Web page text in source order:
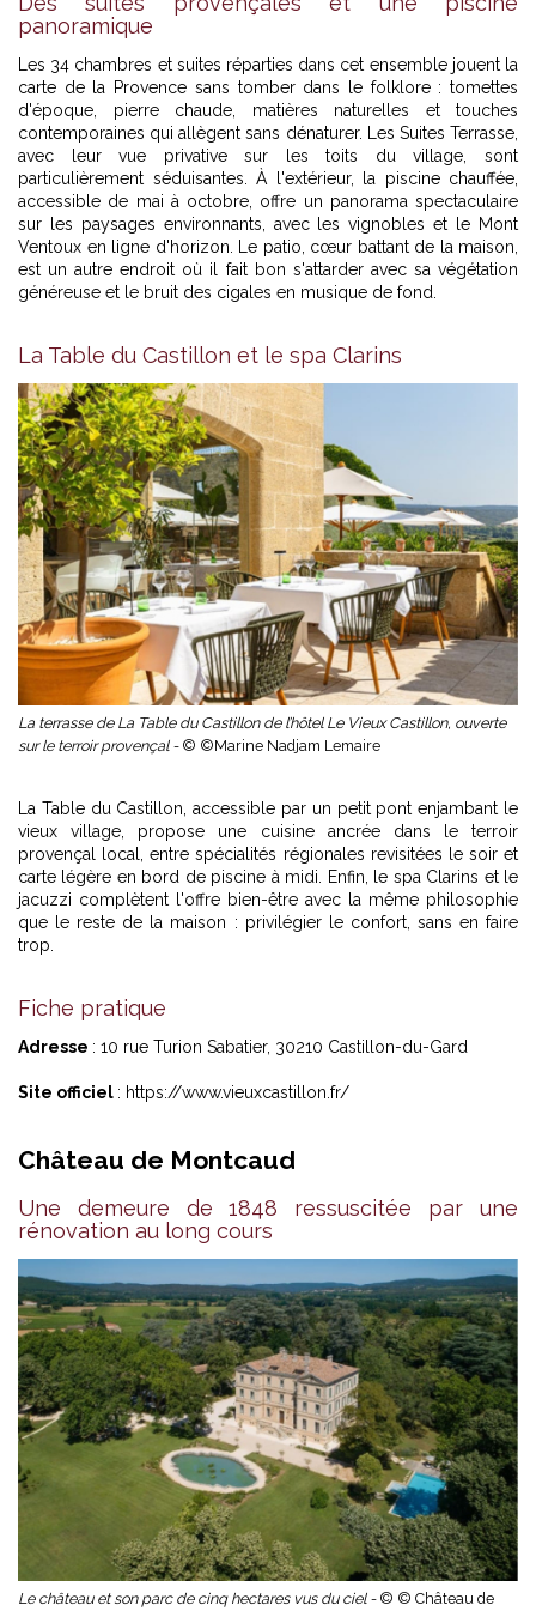
panoramique
Les 34 chambres et suites réparties dans cet ensemble jouent la
carte de la Provence sans tomber dans le folklore : tomettes
d'époque, pierre chaude, matières naturelles et touches
contemporaines qui allègent sans dénaturer. Les Suites Terrasse,
avec leur vue privative sur les toits du village, sont
particulièrement séduisantes. À l'extérieur, la piscine chauffée,
accessible de mai à octobre, offre un panorama spectaculaire
sur les paysages environnants, avec les vignobles et le Mont
Ventoux en ligne d'horizon. Le patio, cœur battant de la maison,
est un autre endroit où il fait bon s'attarder avec sa végétation
généreuse et le bruit des cigales en musique de fond.
La Table du Castillon et le spa Clarins
La terrasse de La Table du Castillon de l’hôtel Le Vieux Castillon, ouverte
sur le terroir provençal - © ©Marine Nadjam Lemaire
La Table du Castillon, accessible par un petit pont enjambant le
vieux village, propose une cuisine ancrée dans le terroir
provençal local, entre spécialités régionales revisitées le soir et
carte légère en bord de piscine à midi. Enfin, le spa Clarins et le
jacuzzi complètent l'offre bien-être avec la même philosophie
que le reste de la maison : privilégier le confort, sans en faire
trop.
Fiche pratique
Adresse : 10 rue Turion Sabatier, 30210 Castillon-du-Gard
Site officiel : https://www.vieuxcastillon.fr/
Château de Montcaud
Une demeure de 1848 ressuscitée par une
rénovation au long cours
Le château et son parc de cinq hectares vus du ciel - © © Château de